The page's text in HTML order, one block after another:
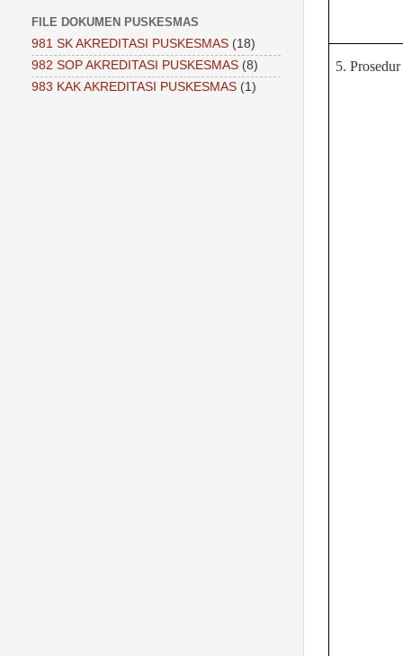
5. Prosedur
FILE DOKUMEN PUSKESMAS
981 SK AKREDITASI PUSKESMAS (18)
982 SOP AKREDITASI PUSKESMAS (8)
983 KAK AKREDITASI PUSKESMAS (1)